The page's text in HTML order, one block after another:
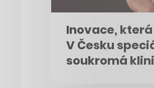
Inovace,
V Česku
soukromá